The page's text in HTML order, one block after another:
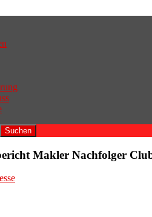
Club
Makler Nachfolger